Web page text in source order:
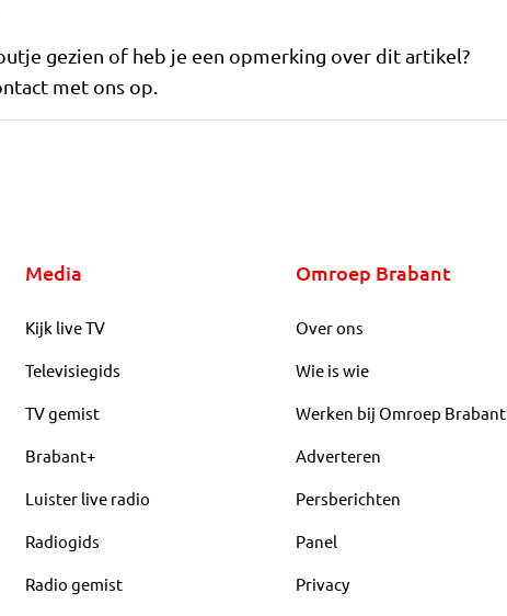
gezien of heb je een opmerking over dit artikel?
met ons op.
Media
Kijk live TV
Televisiegids
TV gemist
Brabant+
Luister live radio
Radiogids
Radio gemist
Omroep Brabant
Over ons
Wie is wie
Werken bij Omroep Brabant
Adverteren
Persberichten
Panel
Privacy